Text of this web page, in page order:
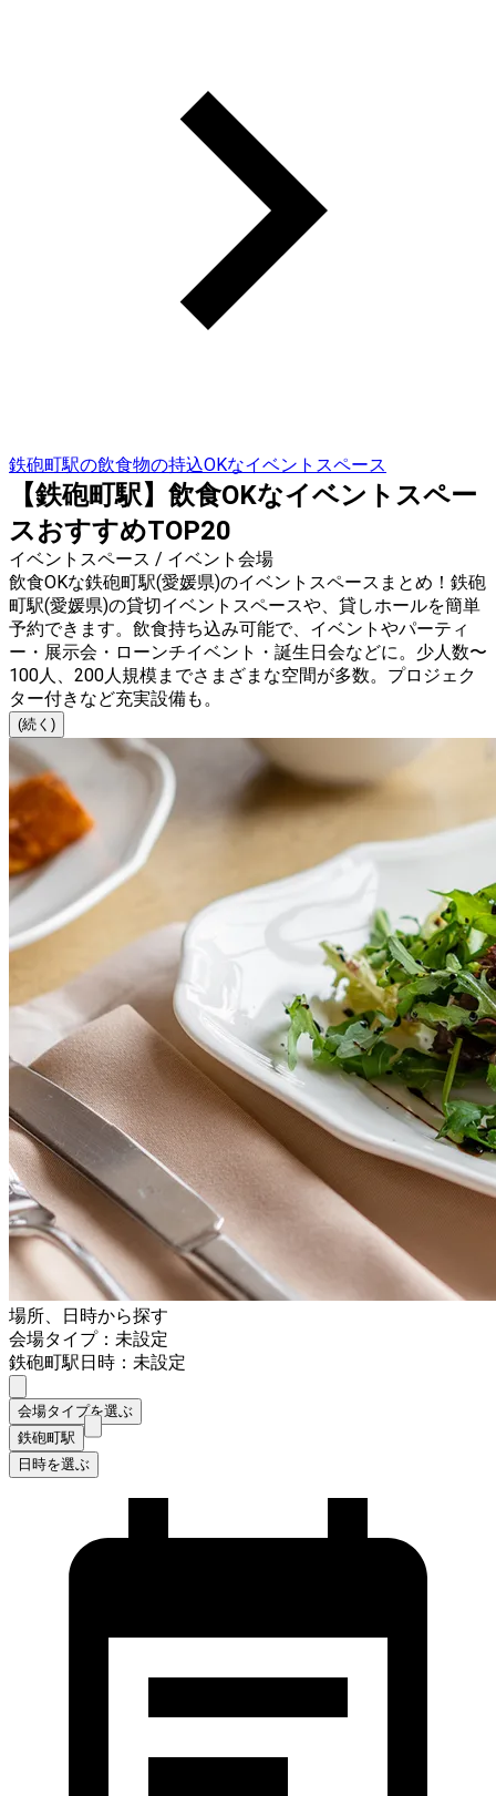
鉄砲町駅の飲食物の持込OKなイベントスペース
【鉄砲町駅】飲食OKなイベントスペー
スおすすめTOP20
イベントスペース / イベント会場
飲食OKな鉄砲町駅(愛媛県)のイベントスペースまとめ！鉄砲
町駅(愛媛県)の貸切イベントスペースや、貸しホールを簡単
予約できます。飲食持ち込み可能で、イベントやパーティ
ー・展示会・ローンチイベント・誕生日会などに。少人数〜
100人、200人規模までさまざまな空間が多数。プロジェク
ター付きなど充実設備も。
(続く)
場所、日時から探す
会場タイプ：未設定
鉄砲町駅日時：未設定
会場タイプを選ぶ
鉄砲町駅
日時を選ぶ